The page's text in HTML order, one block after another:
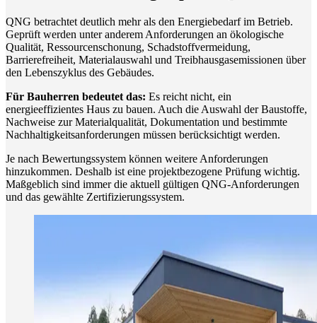
QNG betrachtet deutlich mehr als den Energiebedarf im Betrieb.
Geprüft werden unter anderem Anforderungen an ökologische
Qualität, Ressourcenschonung, Schadstoffvermeidung,
Barrierefreiheit, Materialauswahl und Treibhausgasemissionen über
den Lebenszyklus des Gebäudes.
Für Bauherren bedeutet das: Es reicht nicht, ein
energieeffizientes Haus zu bauen. Auch die Auswahl der Baustoffe,
Nachweise zur Materialqualität, Dokumentation und bestimmte
Nachhaltigkeitsanforderungen müssen berücksichtigt werden.
Je nach Bewertungssystem können weitere Anforderungen
hinzukommen. Deshalb ist eine projektbezogene Prüfung wichtig.
Maßgeblich sind immer die aktuell gültigen QNG-Anforderungen
und das gewählte Zertifizierungssystem.